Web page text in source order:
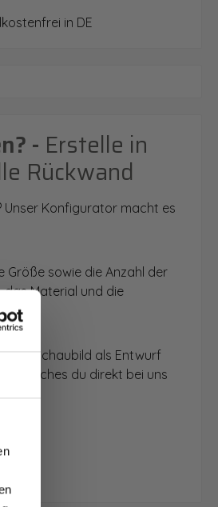
in DE
- Erstelle in
Rückwand
Unser Konfigurator macht es
Größe sowie die Anzahl der
das Material und die
im Schaubild als Entwurf
welches du direkt bei uns